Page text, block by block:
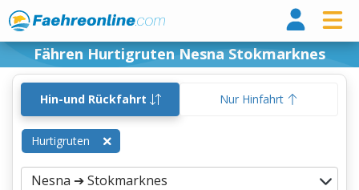
Fähren Hurtigruten Nesna Stokmarknes
Hin-und Rückfahrt Nur Hinfahrt
Hurtigruten